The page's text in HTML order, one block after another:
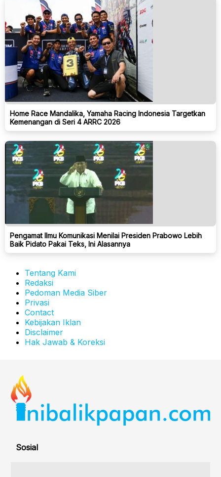
Home Race Mandalika, Yamaha Racing Indonesia Targetkan
Kemenangan di Seri 4 ARRC 2026
Pengamat Ilmu Komunikasi Menilai Presiden Prabowo Lebih
Baik Pidato Pakai Teks, Ini Alasannya
Tentang Kami
Redaksi
Pedoman Media Siber
Privasi
Contact
Kebijakan Iklan
Disclaimer
Hak Jawab & Koreksi
Sosial